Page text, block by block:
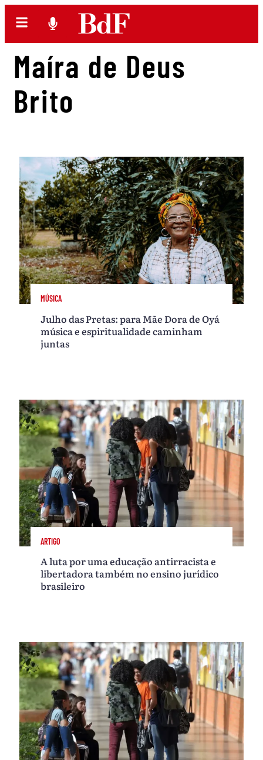
Maíra de Deus
Brito
MÚSICA
Julho das Pretas: para Mãe Dora de Oyá
música e espiritualidade caminham
juntas
ARTIGO
A luta por uma educação antirracista e
libertadora também no ensino jurídico
brasileiro